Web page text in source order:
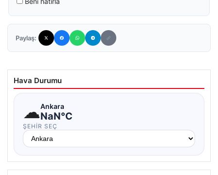
Paylaş:
Hava Durumu
☁Ankara
NaN°C
ŞEHIR SEÇ